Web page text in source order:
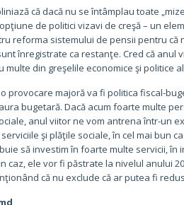
că dacă nu se întâmplau toate
de politici vizavi de creşă – un
reforma sistemului de pensii pentru că
înregistrate ca restanţe. Cred că anul
multe din greşelile economice şi politice
provocare majoră va fi politica fiscal-
bugetară. Dacă acum foarte multe
anul viitor ne vom antrena într-un
şi plăţile sociale, în cel mai bun
să investim în foarte multe servicii, în
caz, ele vor fi păstrate la nivelul anului
că nu exclude că ar putea fi